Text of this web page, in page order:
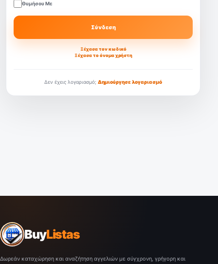
Θυμήσου Με
Σύνδεση
Ξέχασα τον κωδικό
Ξέχασα το όνομα χρήστη
Δεν έχεις λογαριασμό; Δημιούργησε λογαριασμό
BuyListas
Δωρεάν καταχώρηση και αναζήτηση αγγελιών με σύγχρονη, γρήγορη και